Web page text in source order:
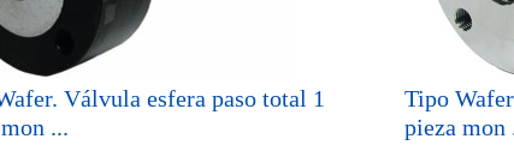
Válvula esfera paso total 1
...
Tipo
pieza mon